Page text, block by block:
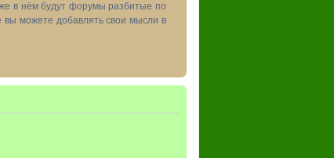
в нём будут форумы разбитые по
можете добавлять свои мысли в